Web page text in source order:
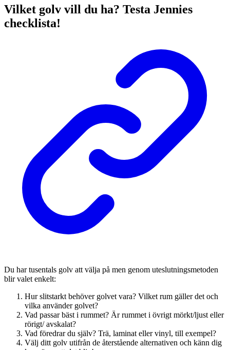
Vilket golv vill du ha? Testa Jennies
checklista!
Du har tusentals golv att välja på men genom uteslutningsmetoden
blir valet enkelt:
Hur slitstarkt behöver golvet vara? Vilket rum gäller det och
vilka använder golvet?
Vad passar bäst i rummet? Är rummet i övrigt mörkt/ljust eller
rörigt/ avskalat?
Vad föredrar du själv? Trä, laminat eller vinyl, till exempel?
Välj ditt golv utifrån de återstående alternativen och känn dig